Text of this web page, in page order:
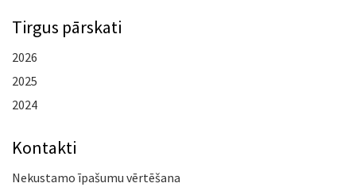
Tirgus pārskati
2026
2025
2024
Kontakti
Nekustamo īpašumu vērtēšana